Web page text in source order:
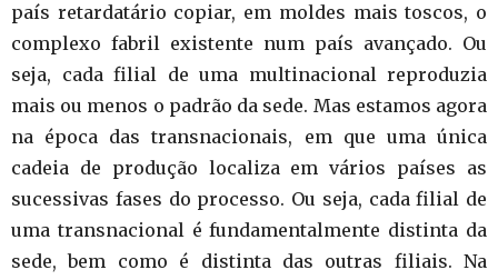
país retardatário copiar, em moldes mais toscos, o
complexo fabril existente num país avançado. Ou
seja, cada filial de uma multinacional reproduzia
mais ou menos o padrão da sede. Mas estamos agora
na época das transnacionais, em que uma única
cadeia de produção localiza em vários países as
sucessivas fases do processo. Ou seja, cada filial de
uma transnacional é fundamentalmente distinta da
sede, bem como é distinta das outras filiais. Na